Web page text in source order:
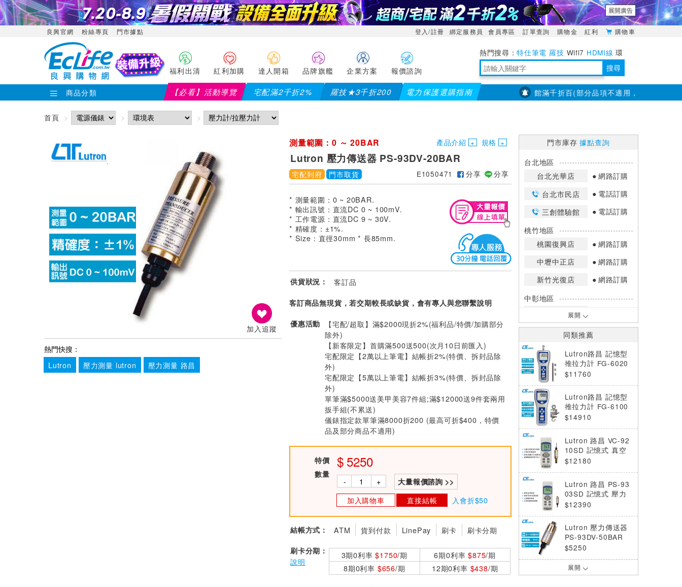
展開廣告
良興官網 粉絲專頁 門市據點 登入/註冊 綁定服務員 會員專區 訂單查詢 購物金 紅利 購物車
福利出清 紅利加購 達人開箱 品牌旗艦 企業方案 報價諮詢
特仕筆電 羅技 Wifi7 HDMI線 環
境量測 明緯POWER 搜尋
商品分類 【必看】活動導覽 宅配滿2千折2% 羅技★3千折200 電力保護選購指南【PX大通】全館滿千折百(部分品項不適用，滿2千折200...)
首頁
加入追蹤
熱門快搜：
Lutron
壓力測量 lutron 壓力測量 路昌
測量範圍：0 ～ 20BAR 產品介紹 規格
Lutron 壓力傳送器 PS-93DV-20BAR
宅配到府 門市取貨 E1050471 分享 分享
* 測量範圍：0 ~ 20BAR.
* 輸出訊號：直流DC 0 ~ 100mV.
* 工作電源：直流DC 9 ~ 30V.
* 精確度：±1%.
* Size：直徑30mm * 長85mm.
供貨狀況： 客訂品
客訂商品無現貨，若交期較長或缺貨，會有專人與您聯繫說明
優惠活動
【宅配/超取】滿$2000現折2%(福利品/特價/加購部分
除外)
【新客限定】首購滿500送500(次月10日前匯入)
宅配限定【2萬以上筆電】結帳折2%(特價、拆封品除
外)
宅配限定【5萬以上筆電】結帳折3%(特價、拆封品除
外)
單筆滿$5000送美甲美容7件組;滿$12000送9件套兩用
扳手組(不累送)
儀錶指定款單筆滿8000折200 (最高可折$400，特價
品及部分商品不適用)
特價 5250
數量
- + 大量報價諮詢 >>
加入購物車 直接結帳 入會折$50
結帳方式： ATM 貨到付款 LinePay 刷卡 刷卡分期
刷卡分期：
說明
3期0利率$1750/期 6期0利率$875/期
8期0利率 $656/期 12期0利率 $438/期
門市庫存據點查詢
台北地區
台北光華店
網路訂購
台北市民店
電話訂購
三創體驗館
電話訂購
桃竹地區
桃園復興店
網路訂購
中壢中正店
網路訂購
新竹光復店
網路訂購
中彰地區
台中英才店
嘉南地區
高雄中華店
高雄鳳山店
網路訂購
*庫存數量：網路訂購(0)、少量庫存
(1~2)、現貨充足(3以上)。
*門市庫存以店內實際數量為準，可使
用專人服務或撥打門市電話洽詢。
展開
同類推薦
Lutron路昌 記憶型
推拉力計 FG-6020
SD
$11760
Lutron路昌 記憶型
推拉力計 FG-6100
SD
$14910
Lutron 路昌 VC-92
10SD 記憶式 真空
壓力計
$12180
Lutron 路昌 PS-93
03SD 記憶式 壓力
計
$12390
Lutron 壓力傳送器
PS-93DV-50BAR
$5250
Lutron 壓力傳送器
展開